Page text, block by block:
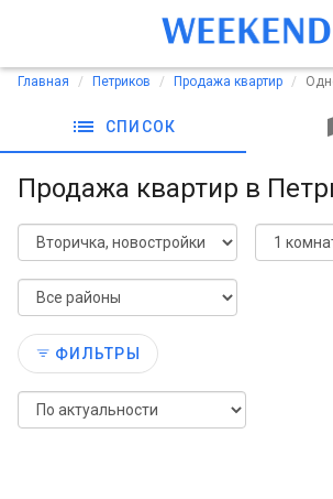
Главная Петриков Продажа квартир
list СПИСОК
Продажа квартир в
ФИЛЬТРЫ